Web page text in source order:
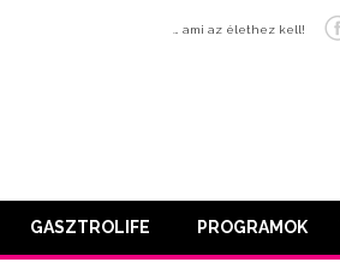
… ami az élethez kell!
GASZTROLIFE PROGRAMOK